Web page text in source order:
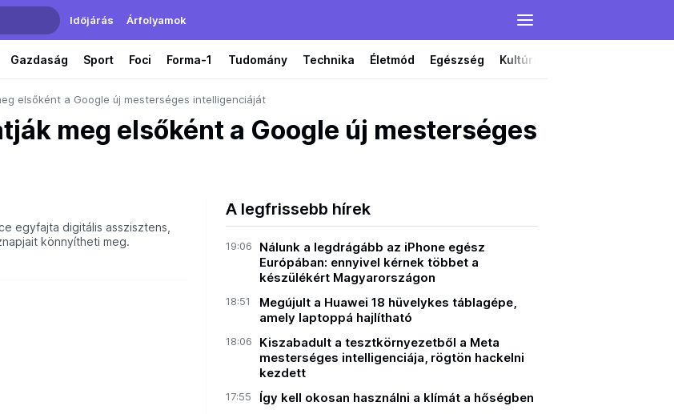
Időjárás Árfolyamok
Gazdaság Sport Foci Forma-1 Tudomány Technika Életmód Egészség Kultúra
elsőként a Google új mesterséges intelligenciáját
meg elsőként a Google új mesterséges
egyfajta digitális asszisztens,
könnyítheti meg.
A legfrissebb hírek
19:06
Nálunk a legdrágább az iPhone egész
Európában: ennyivel kérnek többet a
készülékért Magyarországon
18:51
Megújult a Huawei 18 hüvelykes táblagépe,
amely laptoppá hajlítható
18:06
Kiszabadult a tesztkörnyezetből a Meta
mesterséges intelligenciája, rögtön hackelni
kezdett
17:55 Így kell okosan használni a klímát a hőségben